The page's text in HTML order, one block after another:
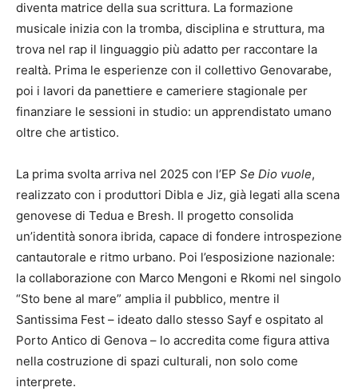
diventa matrice della sua scrittura. La formazione
musicale inizia con la tromba, disciplina e struttura, ma
trova nel rap il linguaggio più adatto per raccontare la
realtà. Prima le esperienze con il collettivo Genovarabe,
poi i lavori da panettiere e cameriere stagionale per
finanziare le sessioni in studio: un apprendistato umano
oltre che artistico.
La prima svolta arriva nel 2025 con l’EP Se Dio vuole,
realizzato con i produttori Dibla e Jiz, già legati alla scena
genovese di Tedua e Bresh. Il progetto consolida
un’identità sonora ibrida, capace di fondere introspezione
cantautorale e ritmo urbano. Poi l’esposizione nazionale:
la collaborazione con Marco Mengoni e Rkomi nel singolo
“Sto bene al mare” amplia il pubblico, mentre il
Santissima Fest – ideato dallo stesso Sayf e ospitato al
Porto Antico di Genova – lo accredita come figura attiva
nella costruzione di spazi culturali, non solo come
interprete.